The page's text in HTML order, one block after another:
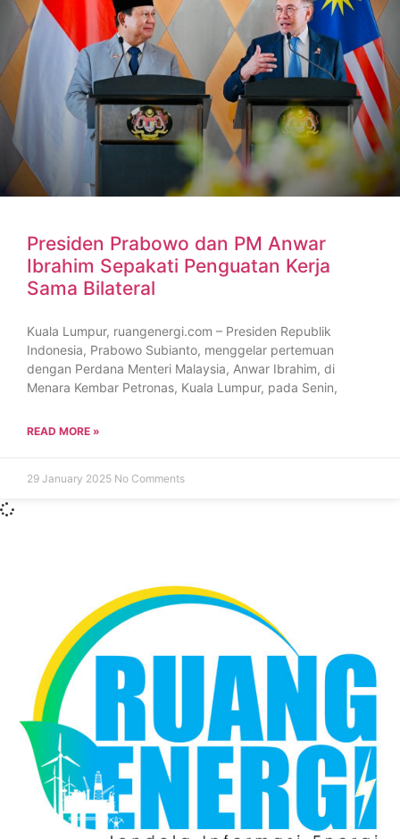
Presiden Prabowo dan PM Anwar
Ibrahim Sepakati Penguatan Kerja
Sama Bilateral
Kuala Lumpur, ruangenergi.com – Presiden Republik
Indonesia, Prabowo Subianto, menggelar pertemuan
dengan Perdana Menteri Malaysia, Anwar Ibrahim, di
Menara Kembar Petronas, Kuala Lumpur, pada Senin,
READ MORE »
29 January 2025 No Comments